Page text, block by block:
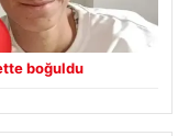
boğuldu